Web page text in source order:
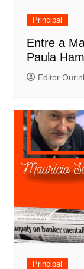
Principal
Entre a
Paula
Editor
Principal